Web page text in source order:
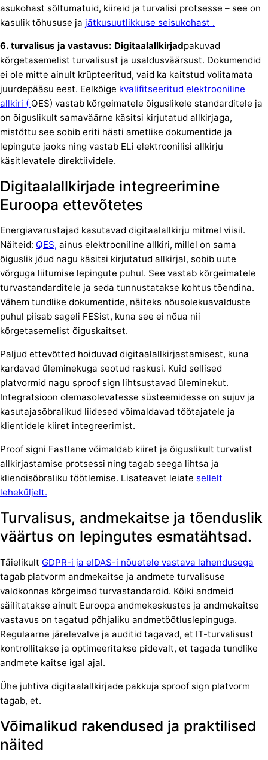
asukohast sõltumatuid, kiireid ja turvalisi protsesse – see on
kasulik tõhususe ja jätkusuutlikkuse seisukohast .
6. turvalisus ja vastavus: Digitaalallkirjadpakuvad
kõrgetasemelist turvalisust ja usaldusväärsust. Dokumendid
ei ole mitte ainult krüpteeritud, vaid ka kaitstud volitamata
juurdepääsu eest. Eelkõige kvalifitseeritud elektrooniline
allkiri ( QES) vastab kõrgeimatele õiguslikele standarditele ja
on õiguslikult samaväärne käsitsi kirjutatud allkirjaga,
mistõttu see sobib eriti hästi ametlike dokumentide ja
lepingute jaoks ning vastab ELi elektroonilisi allkirju
käsitlevatele direktiividele.
Digitaalallkirjade integreerimine
Euroopa ettevõtetes
Energiavarustajad kasutavad digitaalallkirju mitmel viisil.
Näiteid: QES, ainus elektrooniline allkiri, millel on sama
õiguslik jõud nagu käsitsi kirjutatud allkirjal, sobib uute
võrguga liitumise lepingute puhul. See vastab kõrgeimatele
turvastandarditele ja seda tunnustatakse kohtus tõendina.
Vähem tundlike dokumentide, näiteks nõusolekuavalduste
puhul piisab sageli FESist, kuna see ei nõua nii
kõrgetasemelist õiguskaitset.
Paljud ettevõtted hoiduvad digitaalallkirjastamisest, kuna
kardavad üleminekuga seotud raskusi. Kuid sellised
platvormid nagu sproof sign lihtsustavad üleminekut.
Integratsioon olemasolevatesse süsteemidesse on sujuv ja
kasutajasõbralikud liidesed võimaldavad töötajatele ja
klientidele kiiret integreerimist.
Proof signi Fastlane võimaldab kiiret ja õiguslikult turvalist
allkirjastamise protsessi ning tagab seega lihtsa ja
kliendisõbraliku töötlemise. Lisateavet leiate sellelt
leheküljelt.
Turvalisus, andmekaitse ja tõenduslik
väärtus on lepingutes esmatähtsad.
Täielikult GDPR-i ja eIDAS-i nõuetele vastava lahendusega
tagab platvorm andmekaitse ja andmete turvalisuse
valdkonnas kõrgeimad turvastandardid. Kõiki andmeid
säilitatakse ainult Euroopa andmekeskustes ja andmekaitse
vastavus on tagatud põhjaliku andmetöötluslepinguga.
Regulaarne järelevalve ja auditid tagavad, et IT-turvalisust
kontrollitakse ja optimeeritakse pidevalt, et tagada tundlike
andmete kaitse igal ajal.
Ühe juhtiva digitaalallkirjade pakkuja sproof sign platvorm
tagab, et.
Võimalikud rakendused ja praktilised
näited